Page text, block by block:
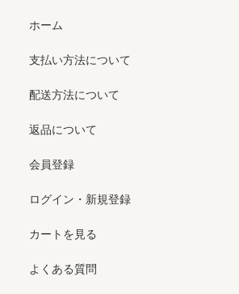
ホーム
支払い方法について
配送方法について
返品について
会員登録
ログイン・新規登録
カートを見る
よくある質問